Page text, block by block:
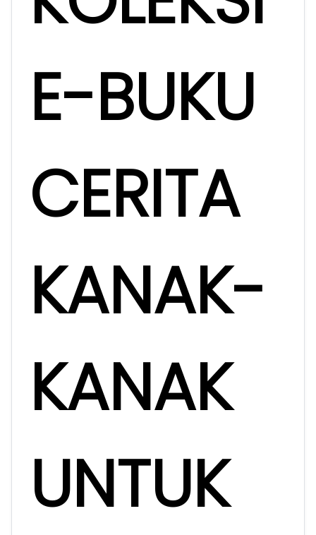
E-BUKU
CERITA
KANAK-
KANAK
UNTUK